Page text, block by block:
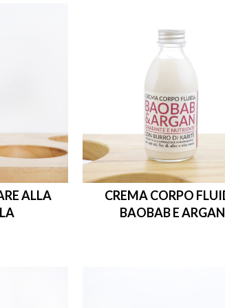
ALLA
CREMA CORPO
BAOBAB E ARGAN